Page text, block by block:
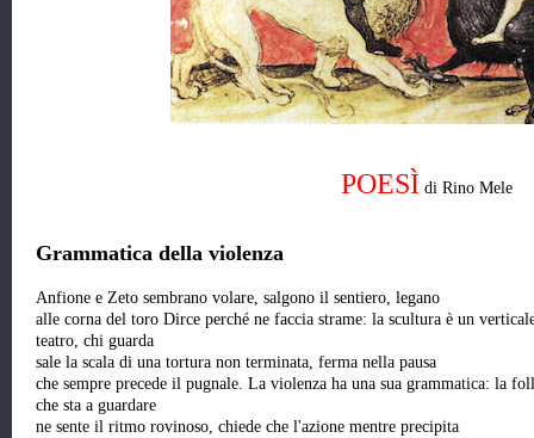
POESÌ di Rino Mele
Grammatica della violenza
Anfione e Zeto sembrano volare, salgono il sentiero, legano
alle corna del toro Dirce perché ne faccia strame: la scultura è un
teatro, chi guarda
sale la scala di una tortura non terminata, ferma nella pausa
che sempre precede il pugnale. La violenza ha una sua grammatica: la
che sta a guardare
ne sente il ritmo rovinoso, chiede che l'azione mentre precipita